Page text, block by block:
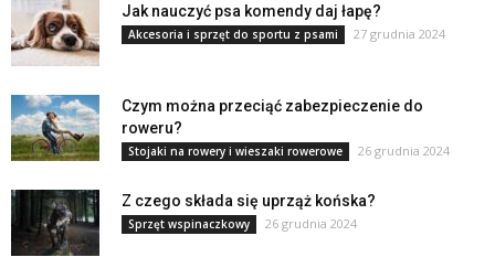
Jak nauczyć psa komendy daj łapę?
Akcesoria i sprzęt do sportu z psami 27 grudnia 2024
Czym można przeciąć zabezpieczenie do
roweru?
Stojaki na rowery i wieszaki rowerowe 26 grudnia 2024
Z czego składa się uprząż końska?
Sprzęt wspinaczkowy 26 grudnia 2024